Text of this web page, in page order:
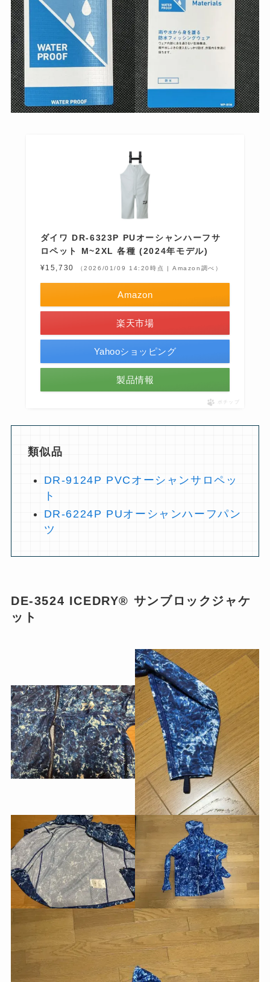
ダイワ DR-6323P PUオーシャンハーフサ
ロペット M~2XL 各種 (2024年モデル)
¥15,730 （2026/01/09 14:20時点 | Amazon調べ）
Amazon
楽天市場
Yahooショッピング
製品情報
ポチップ
類似品
DR-9124P PVCオーシャンサロペッ
ト
DR-6224P PUオーシャンハーフパン
ツ
DE-3524 ICEDRY® サンブロックジャケ
ット